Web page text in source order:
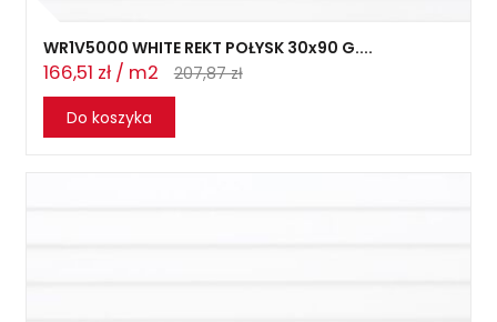
WR1V5000 WHITE REKT POŁYSK 30x90 G....
166,51 zł / m2
207,87 zł
Do koszyka